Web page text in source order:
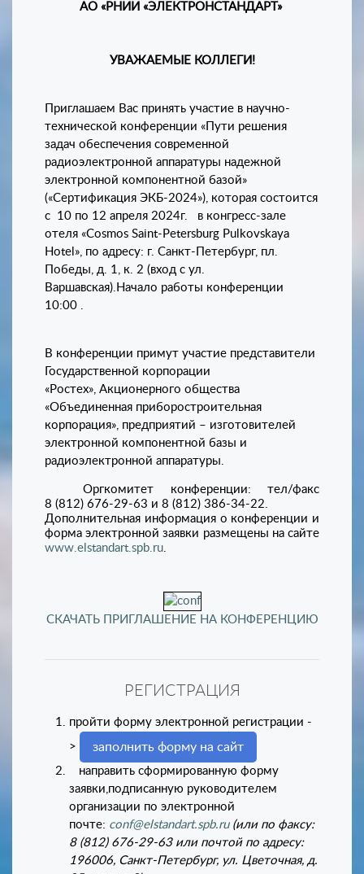
АО «РНИИ «ЭЛЕКТРОНСТАНДАРТ»
УВАЖАЕМЫЕ КОЛЛЕГИ!
Приглашаем Вас принять участие в научно-
технической конференции «Пути решения
задач обеспечения современной
радиоэлектронной аппаратуры надежной
электронной компонентной базой»
(«Сертификация ЭКБ-2024»), которая состоится
с 10 по 12 апреля 2024г. в конгресс-зале
отеля «Cosmos Saint-Petersburg Pulkovskaya
Hotel», по адресу: г. Санкт-Петербург, пл.
Победы, д. 1, к. 2 (вход с ул.
Варшавская).Начало работы конференции
10:00 .
В конференции примут участие представители
Государственной корпорации
«Ростех», Акционерного общества
«Объединенная приборостроительная
корпорация», предприятий – изготовителей
электронной компонентной базы и
радиоэлектронной аппаратуры.
Оргкомитет конференции: тел/факс
8 (812) 676-29-63 и 8 (812) 386-34-22.
Дополнительная информация о конференции и
форма электронной заявки размещены на сайте
www.elstandart.spb.ru.
СКАЧАТЬ ПРИГЛАШЕНИЕ НА КОНФЕРЕНЦИЮ
РЕГИСТРАЦИЯ
пройти форму электронной регистрации -
>
заполнить форму на сайт
направить сформированную форму
заявки,подписанную руководителем
организации по электронной
почте: conf@elstandart.spb.ru(или по факсу:
8 (812) 676-29-63 или почтой по адресу:
196006, Санкт-Петербург, ул. Цветочная, д.